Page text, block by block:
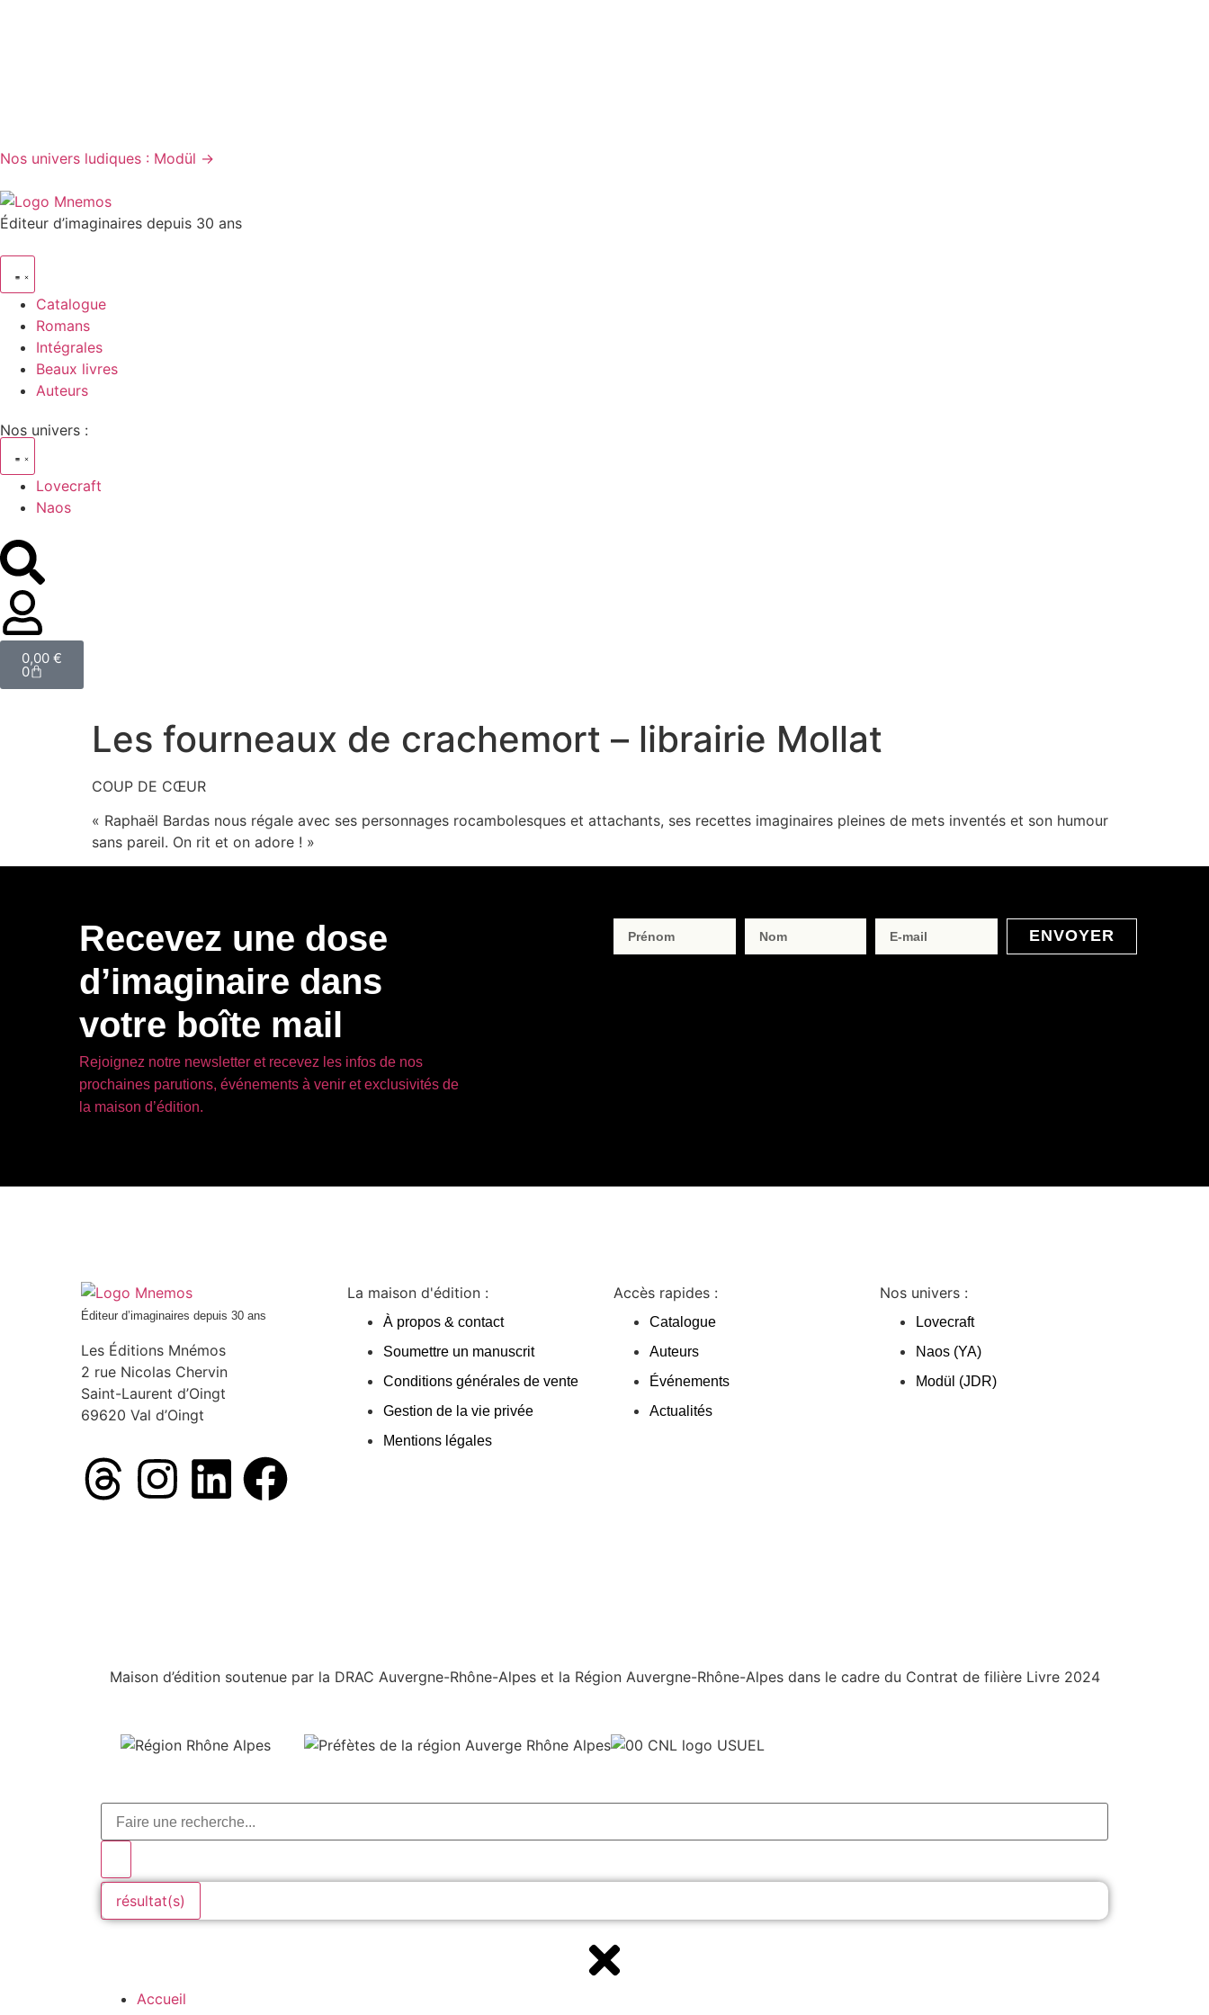
Nos univers ludiques : Modül →
Éditeur d’imaginaires depuis 30 ans
Catalogue
Romans
Intégrales
Beaux livres
Auteurs
Nos univers :
Lovecraft
Naos
0,00 €
0
Les fourneaux de crachemort – librairie Mollat
COUP DE CŒUR
« Raphaël Bardas nous régale avec ses personnages rocambolesques et attachants, ses recettes imaginaires pleines de mets inventés et son humour
sans pareil. On rit et on adore ! »
Recevez une dose
d’imaginaire dans
votre boîte mail
Rejoignez notre newsletter et recevez les infos de nos
prochaines parutions, événements à venir et exclusivités de
la maison d’édition.
ENVOYER
Éditeur d’imaginaires depuis 30 ans
Les Éditions Mnémos
2 rue Nicolas Chervin
Saint-Laurent d’Oingt
69620 Val d’Oingt
La maison d'édition :
À propos & contact
Soumettre un manuscrit
Conditions générales de vente
Gestion de la vie privée
Mentions légales
Accès rapides :
Catalogue
Auteurs
Événements
Actualités
Nos univers :
Lovecraft
Naos (YA)
Modül (JDR)
Maison d’édition soutenue par la DRAC Auvergne-Rhône-Alpes et la Région Auvergne-Rhône-Alpes dans le cadre du Contrat de filière Livre 2024
résultat(s)
Accueil